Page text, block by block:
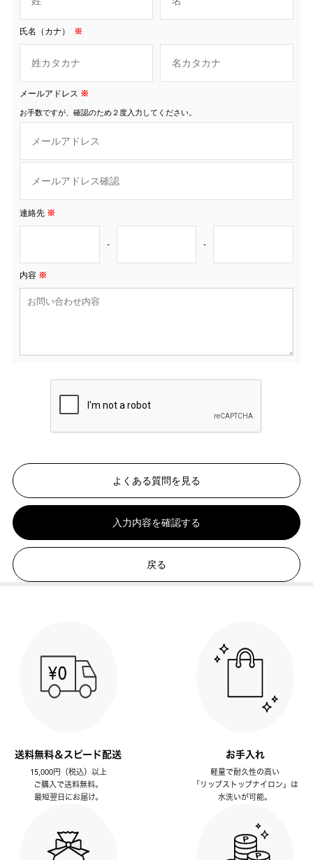
氏名（カナ） ※
メールアドレス ※
お手数ですが、確認のため２度入力してください。
連絡先 ※
- -
内容 ※
よくある質問を見る
入力内容を確認する
戻る
送料無料＆スピード配送
15,000円（税込）以上
ご購入で送料無料。
最短翌日にお届け。
お手入れ
軽量で耐久性の高い
「リップストップナイロン」は
水洗いが可能。